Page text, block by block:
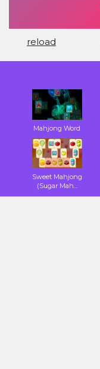
reload
Mahjong Word
Sweet Mahjong
(Sugar Mah...